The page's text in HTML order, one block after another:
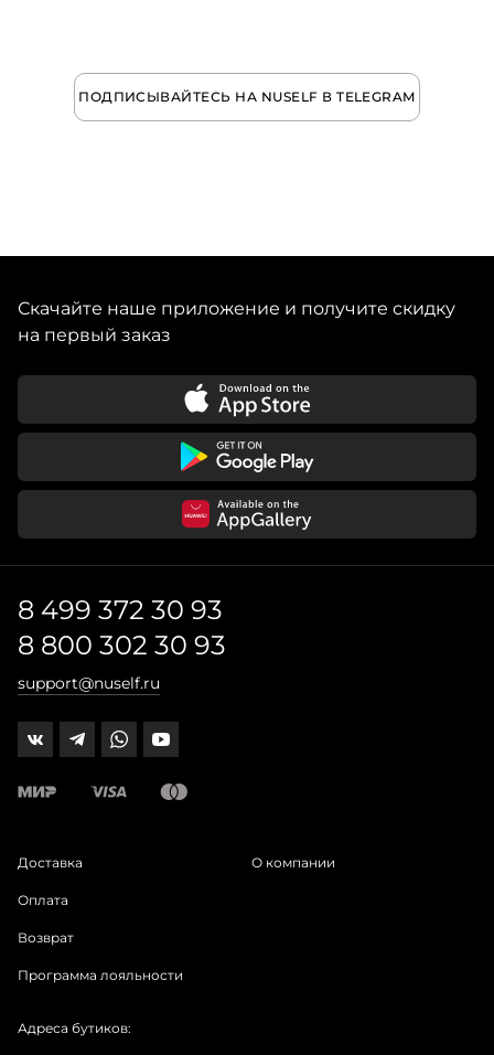
ПОДПИСЫВАЙТЕСЬ НА NUSELF В TELEGRAM
Скачайте наше приложение и получите скидку
на первый заказ
8 499 372 30 93
8 800 302 30 93
support@nuself.ru
Доставка
Оплата
Возврат
Программа лояльности
О компании
Адреса бутиков: